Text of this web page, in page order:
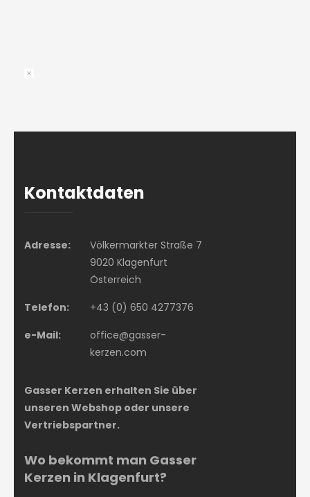
Kontaktdaten
Adresse:
Völkermarkter Straße 7
9020 Klagenfurt
Österreich
Telefon:
+43 (0) 650 4277376
e-Mail:
office@gasser-
kerzen.com
Gasser Kerzen erhalten Sie über
unseren Webshop oder unsere
Vertriebspartner.
Wo bekommt man Gasser
Kerzen in Klagenfurt?